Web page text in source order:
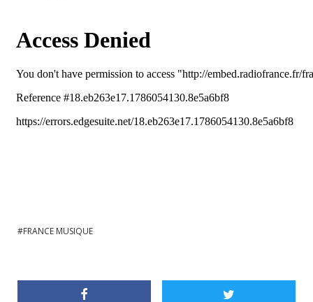
FRANCE MUSIQUE